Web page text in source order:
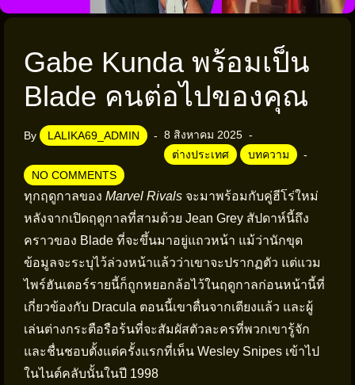
Gabe Kunda พร้อมเป็น
Blade คนต่อไปของคุณ
By LALIKA69_ADMIN
8 สิงหาคม 2025
ต่างประเทศ
บทความ
NO COMMENTS
ทุกฤดูกาลของ Marvel Rivals จะมาพร้อมกับคู่ฮีโร่ใหม่
หลังจากเปิดฤดูกาลที่สามด้วย Jean Grey สัปดาห์นี้ถึง
คราวของ Blade ที่จะขึ้นมาอยู่แถวหน้า แม้ว่านักขุด
ข้อมูลจะระบุไว้ล่วงหน้าแล้วว่าเขาจะปรากฏตัว แต่แวม
ไพร์ฮันเตอร์รายนี้ก็ถูกหยอกล้อไว้ในฤดูกาลก่อนหน้านี้ที่
เกี่ยวข้องกับ Dracula ตอนนี้เขาตื่นจากเตียงแล้ว และผู้
เล่นต่างกระตือรือร้นที่จะสัมผัสตัวละครที่พวกเขารู้จัก
และชื่นชอบตั้งแต่ครั้งแรกที่เห็น Wesley Snipes เข้าไป
ในไนต์คลับนั้นในปี 1998